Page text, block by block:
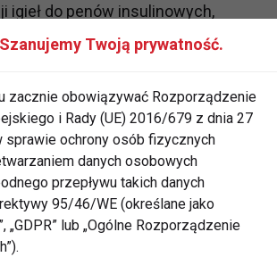
igieł do penów insulinowych,
zadbać o większe
z refundacji na igły:
0,25x5mm (31G)
0,30x8mm (30G)
refundacji NFZ igieł z 30%
jest cukrzyca wymagająca
Twoją prywatność.
zacznie obowiązywać Rozporządzenie
i Rady (UE) 2016/679 z dnia 27
sprawie ochrony osób fizycznych
danych osobowych
przepływu takich danych
95/46/WE (określane jako
„GDPR” lub „Ogólne Rozporządzenie